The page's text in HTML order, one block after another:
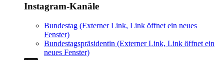
Instagram-Kanäle
Bundestag (Externer Link, Link öffnet ein neues
Fenster)
Bundestagspräsidentin (Externer Link, Link öffnet ein
neues Fenster)